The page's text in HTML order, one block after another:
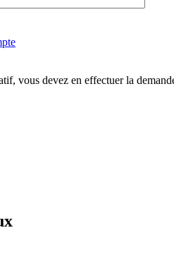
vous devez en effectuer la